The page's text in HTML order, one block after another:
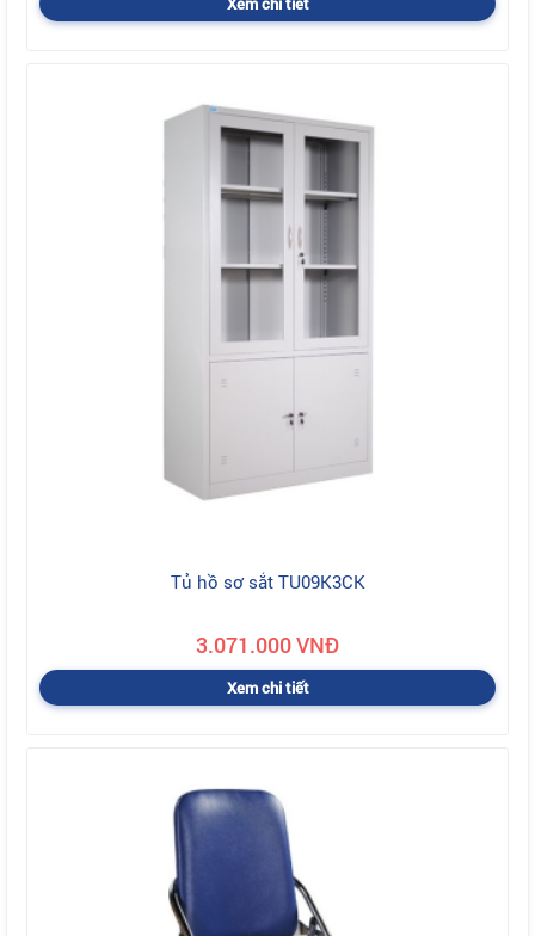
Tủ hồ sơ sắt TU09K3CK
3.071.000 VNĐ
Xem chi tiết